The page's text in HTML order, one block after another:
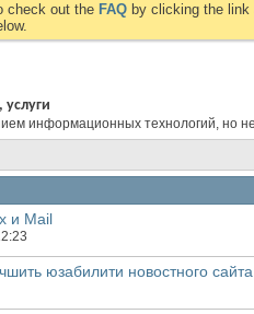
check out the FAQ by clicking the
услуги
информационных технологий, но
и Mail
юзабилити новостного сайта